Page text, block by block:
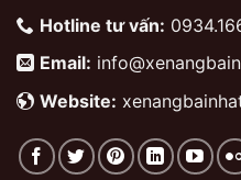
Hotline tư vấn:
Email:
Website: